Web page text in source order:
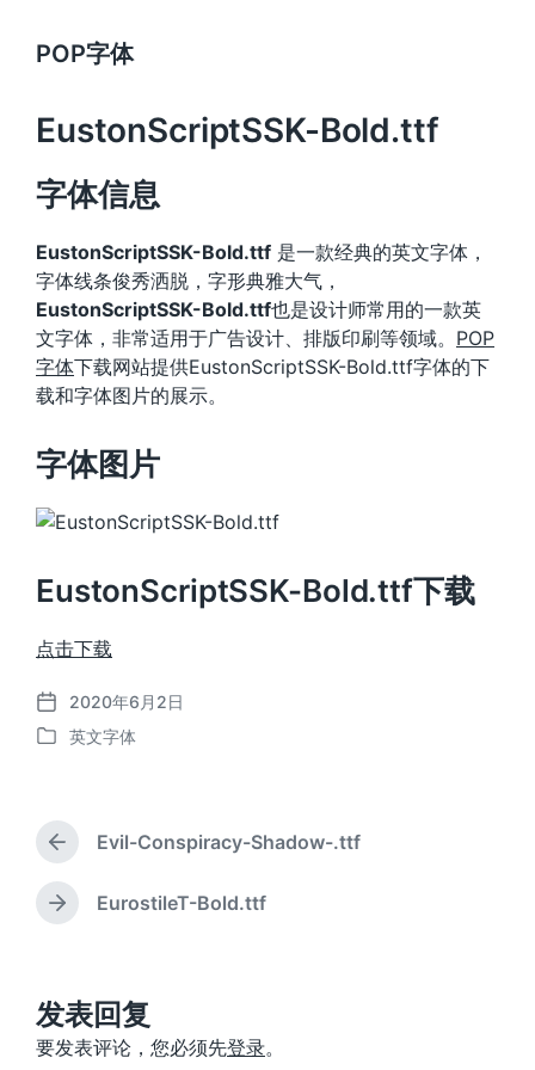
POP字体
EustonScriptSSK-Bold.ttf
字体信息
EustonScriptSSK-Bold.ttf 是一款经典的英文字体，
字体线条俊秀洒脱，字形典雅大气，
EustonScriptSSK-Bold.ttf也是设计师常用的一款英
文字体，非常适用于广告设计、排版印刷等领域。 POP
字体下载网站提供EustonScriptSSK-Bold.ttf字体的下
载和字体图片的展示。
字体图片
EustonScriptSSK-Bold.ttf下载
点击下载
发
布
2020年6月2日
发
英文字体
上
篇
文
章
Evil-Conspiracy-Shadow-.ttf
下
：
EurostileT-Bold.ttf
发表回复
要发表评论，您必须先登录。